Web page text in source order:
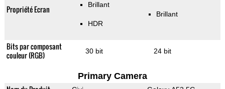
Propriété Ecran Brillant
HDR
Brillant
Bits par composant
couleur (RGB)
30 bit 24 bit
Primary Camera